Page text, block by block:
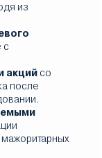
из
с
акций со
после
мажоритарных